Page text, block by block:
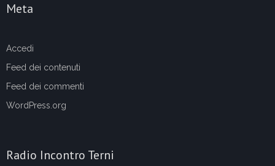
Meta
Accedi
Feed dei contenuti
Feed dei commenti
WordPress.org
Radio Incontro Terni